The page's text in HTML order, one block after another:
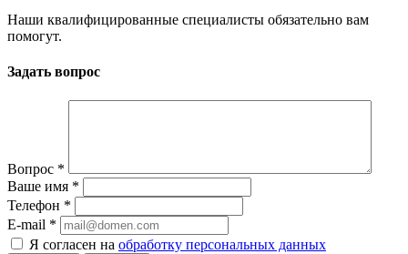
Наши квалифицированные специалисты обязательно вам
помогут.
Задать вопрос
Вопрос *
Ваше имя *
Телефон *
E-mail *
Я согласен на обработку персональных данных